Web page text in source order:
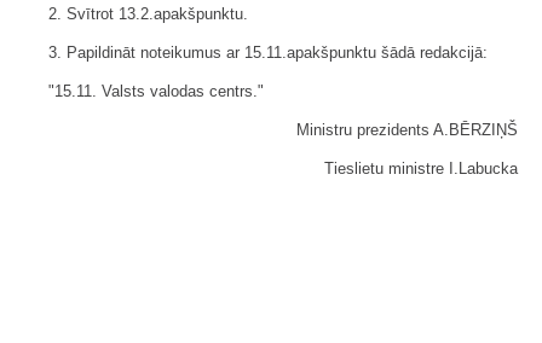
2. Svītrot 13.2.apakšpunktu.
3. Papildināt noteikumus ar 15.11.apakšpunktu šādā redakcijā:
"15.11. Valsts valodas centrs."
Ministru prezidents A.BĒRZIŅŠ
Tieslietu ministre I.Labucka